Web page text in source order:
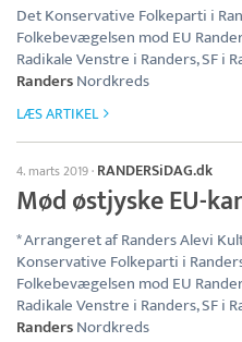
Det Konservative Folkeparti i
Folkebevægelsen mod EU
Radikale Venstre i Randers, SF i
RandersNordkreds
LÆS ARTIKEL
4. marts 2019· RANDERSiDAG.dk
Mød østjyske EU-
* Arrangeret af Randers Alevi
Konservative Folkeparti i
Folkebevægelsen mod EU
Radikale Venstre i Randers, SF i
RandersNordkreds